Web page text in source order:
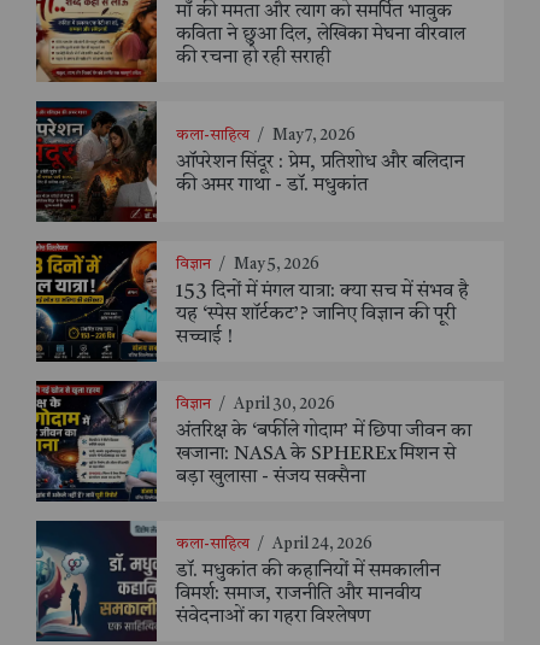
माँ की ममता और त्याग को समर्पित भावुक
कविता ने छुआ दिल, लेखिका मेघना वीरवाल
की रचना हो रही सराही
कला-साहित्य / May 7, 2026
ऑपरेशन सिंदूर : प्रेम, प्रतिशोध और बलिदान
की अमर गाथा - डॉ. मधुकांत
विज्ञान / May 5, 2026
153 दिनों में मंगल यात्रा: क्या सच में संभव है
यह ‘स्पेस शॉर्टकट’? जानिए विज्ञान की पूरी
सच्चाई !
विज्ञान / April 30, 2026
अंतरिक्ष के ‘बर्फीले गोदाम’ में छिपा जीवन का
खजाना: NASA के SPHEREx मिशन से
बड़ा खुलासा - संजय सक्सैना
कला-साहित्य / April 24, 2026
डॉ. मधुकांत की कहानियों में समकालीन
विमर्श: समाज, राजनीति और मानवीय
संवेदनाओं का गहरा विश्लेषण